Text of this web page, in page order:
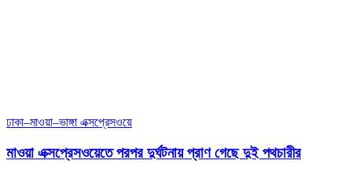
ঢাকা–মাওয়া–ভাঙ্গা এক্সপ্রেসওয়ে
মাওয়া এক্সপ্রেসওয়েতে পরপর দুর্ঘটনায় প্রাণ গেছে দুই পথচারীর